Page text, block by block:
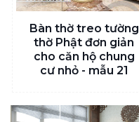
Bàn thờ treo tường
thờ Phật đơn giản
cho căn hộ chung
cư nhỏ - mẫu 21